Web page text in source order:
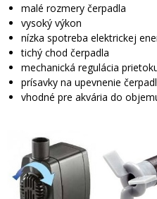
malé rozmery čerpadla
vysoký výkon
nízka spotreba elektrickej
tichý chod čerpadla
mechanická regulácia
prísavky na upevnenie
vhodné pre akvária do